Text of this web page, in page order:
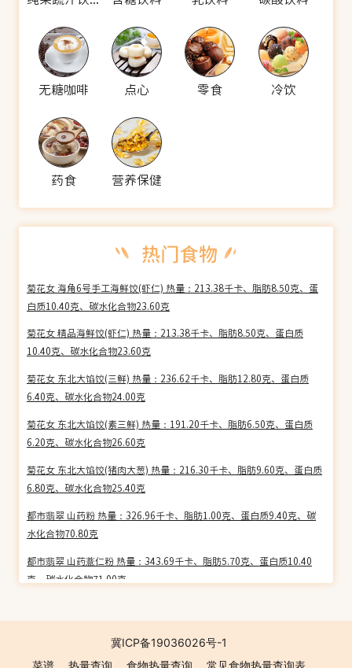
无糖咖啡 点心 零食 冷饮
药食 营养保健
菊花女 海角6号手工海鲜饺(虾仁) 热量：213.38千卡、脂肪8.50克、蛋
白质10.40克、碳水化合物23.60克
菊花女 精品海鲜饺(虾仁) 热量：213.38千卡、脂肪8.50克、蛋白质
10.40克、碳水化合物23.60克
菊花女 东北大馅饺(三鲜) 热量：236.62千卡、脂肪12.80克、蛋白质
6.40克、碳水化合物24.00克
菊花女 东北大馅饺(素三鲜) 热量：191.20千卡、脂肪6.50克、蛋白质
6.20克、碳水化合物26.60克
菊花女 东北大馅饺(猪肉大葱) 热量：216.30千卡、脂肪9.60克、蛋白质
6.80克、碳水化合物25.40克
都市翡翠 山药粉 热量：326.96千卡、脂肪1.00克、蛋白质9.40克、碳
水化合物70.80克
都市翡翠 山药薏仁粉 热量：343.69千卡、脂肪5.70克、蛋白质10.40
克、碳水化合物71.00克
水化合物75.80克
都市翡翠 紫薯粉 热量：454.83千卡、脂肪15.60克、蛋白质0.00克、碳
冀ICP备19036026号-1